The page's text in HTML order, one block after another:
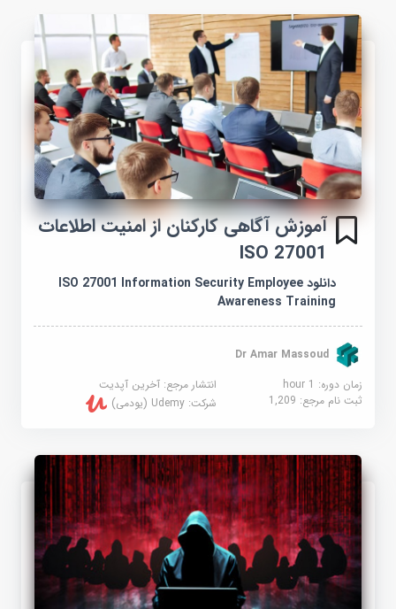
آموزش آگاهی کارکنان از امنیت اطلاعات
ISO 27001
دانلود ISO 27001 Information Security Employee
Awareness Training
Dr Amar Massoud
زمان دوره: 1 hour
انتشار مرجع:آخرین آپدیت
ثبت نام مرجع:1,209 شرکت:Udemy (یودمی)